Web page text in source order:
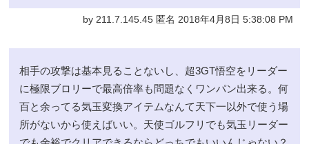
by 211.7.145.45 匿名 2018年4月8日 5:38:08 PM
相手の攻撃は基本見ることないし、超3GT悟空をリーダー
に極限ブロリーで最高倍率も問題なくワンパン出来る。何
百と余ってる気玉変換アイテムなんて天下一以外で使う場
所がないから使えばいい。天使ゴルフリでも気玉リーダー